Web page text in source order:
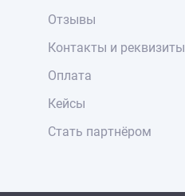
Отзывы
Контакты и реквизиты
Оплата
Кейсы
Стать партнёром